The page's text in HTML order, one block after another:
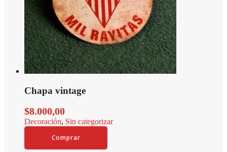
Chapa vintage
$8.000,00
Decoración, Sin categorizar
Comprar